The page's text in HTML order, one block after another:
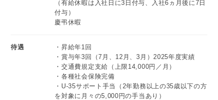
（有給休暇は入社日に3日付与、入社6ヵ月後に7日
付与）
慶弔休暇
待遇
・昇給年1回
・賞与年3回（7月、12月、3月）2025年度実績
・交通費規定支給（上限14,000円／月）
・各種社会保険完備
・U-35サポート手当（2年勤務以上の35歳以下の方
を対象に月々の5,000円の手当あり）